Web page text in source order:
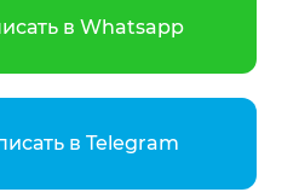
в Whatsapp
в Telegram